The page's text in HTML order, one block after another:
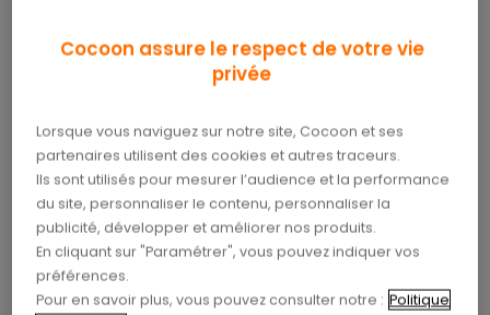
cotisations payées à ma mutuelle santé sont-elles
déductibles de mes impôts comme certaines
assurances ? Pour la majorité des particuliers
réponse est non. Les primes d’assurance
complémentaire santé individuelles ne sont pas
déductibles du revenu imposable. Vous ne pouvez
donc pas les soustraire de vos revenus dans votre
déclaration classique.
Mais il existe bien une exception : les travailleurs
Cocoon assure le respect de votre vie
privée
Lorsque vous naviguez sur notre site, Cocoon et ses
partenaires utilisent des cookies et autres traceurs.
Ils sont utilisés pour mesurer l’audience et la performance
du site, personnaliser le contenu, personnaliser la
publicité, développer et améliorer nos produits.
En cliquant sur "Paramétrer", vous pouvez indiquer vos
préférences.
Pour en savoir plus, vous pouvez consulter notre : Politique